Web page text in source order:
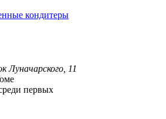
кондитеры
Луначарского, 11
первых